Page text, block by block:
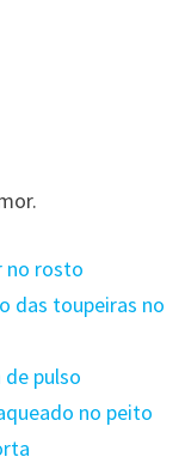
no rosto
das toupeiras no
pulso
no peito